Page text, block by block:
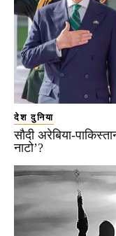
देश दुनिया
सौदी अरेबिया-
नाटो’?